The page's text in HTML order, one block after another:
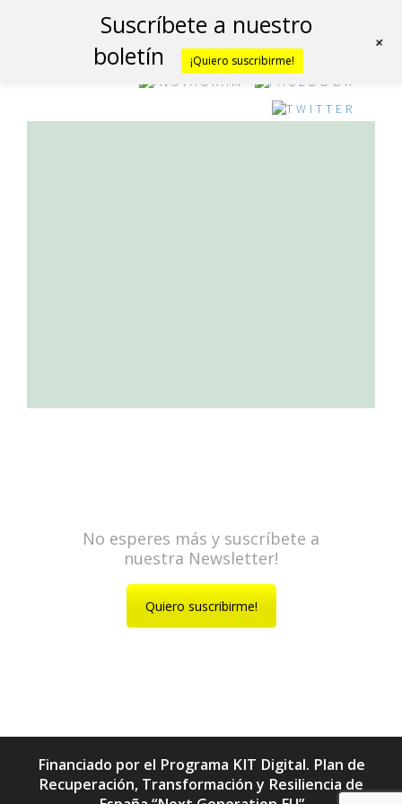
No esperes más y suscríbete a
nuestra Newsletter!
Quiero suscribirme!
Financiado por el Programa KIT Digital. Plan de
Recuperación, Transformación y Resiliencia de
Suscríbete a nuestro
boletín
¡Quiero suscribirme!
+